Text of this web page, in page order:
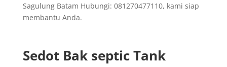
Sagulung Batam Hubungi: 081270477110, kami siap
membantu Anda.
Sedot Bak septic Tank